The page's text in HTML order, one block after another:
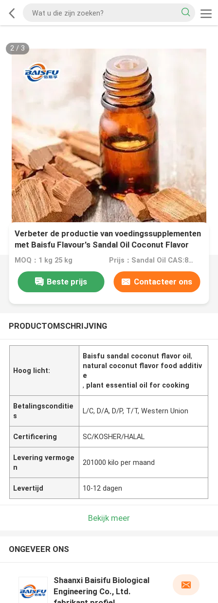
2/ 3
Verbeter de productie van voedingssupplementen
met Baisfu Flavour's Sandal Oil Coconut Flavor
MOQ：1 kg 25 kg Prijs：Sandal Oil CAS:8006-87-9
Beste prijs Contacteer ons
PRODUCTOMSCHRIJVING
Hoog licht:
Baisfu sandal coconut flavor oil,
natural coconut flavor food additiv
e
, plant essential oil for cooking
Betalingsconditie
s
L/C, D/A, D/P, T/T, Western Union
Certificering SC/KOSHER/HALAL
Levering vermoge
n
201000 kilo per maand
Levertijd 10-12 dagen
Bekijk meer
ONGEVEER ONS
Shaanxi Baisifu Biological
Engineering Co., Ltd.